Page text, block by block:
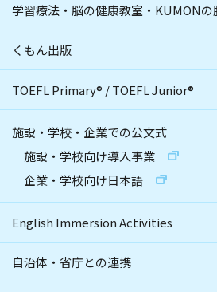
学習療法・脳の健康教室・KUMONの
くもん出版
TOEFL Primary® /TOEFL Junior®
施設・学校・企業での公文式
施設・学校向け導入事業
企業・学校向け日本語
English Immersion Activities
自治体・省庁との連携